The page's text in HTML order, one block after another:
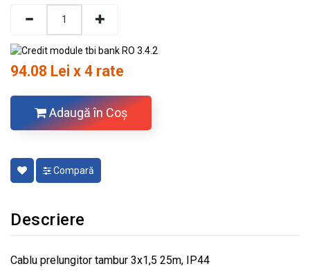
94.08 Lei x 4 rate
Adaugă în Coş
Compară
Descriere
Cablu prelungitor tambur 3x1,5 25m, IP44